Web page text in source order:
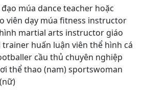
múa dance teacher hoặc
viên dạy múa fitness instructor
martial arts instructor giáo
huấn luận viên thể hình cá
cầu thủ chuyên nghiệp
thể thao (nam) sportswoman